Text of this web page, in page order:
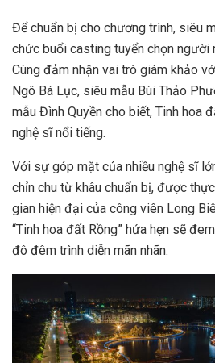
Để chuẩn bị cho chương trình, siêu
chức buổi casting tuyển chọn người
Cùng đảm nhận vai trò giám khảo
Ngô Bá Lục, siêu mẫu Bùi Thảo
mẫu Đình Quyền cho biết, Tinh hoa
nghệ sĩ nổi tiếng.
Với sự góp mặt của nhiều nghệ sĩ
chỉn chu từ khâu chuẩn bị, được
gian hiện đại của công viên Long
“Tinh hoa đất Rồng” hứa hẹn sẽ
đô đêm trình diễn mãn nhãn.